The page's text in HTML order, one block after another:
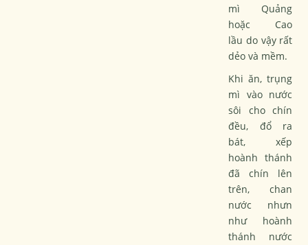
mì Quảng
hoặc Cao
lầu do vậy rất
dẻo và mềm.
Khi ăn, trụng
mì vào nước
sôi cho chín
đều, đổ ra
bát, xếp
hoành thánh
đã chín lên
trên, chan
nước nhưn
như hoành
thánh nước